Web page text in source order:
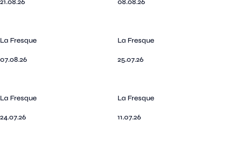
21.08.26 08.08.26
La Fresque
07.08.26
La Fresque
25.07.26
La Fresque
24.07.26
La Fresque
11.07.26